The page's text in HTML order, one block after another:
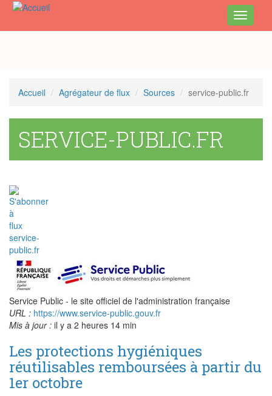
Toggle
Accueil Agrégateur de flux Sources service-public.fr
SERVICE-PUBLIC.FR
Service Public - le site officiel de l'administration française
URL : https://www.service-public.gouv.fr
Mis à jour : il y a 2 heures 14 min
Les protections hygiéniques
réutilisables remboursées à partir du
1er octobre